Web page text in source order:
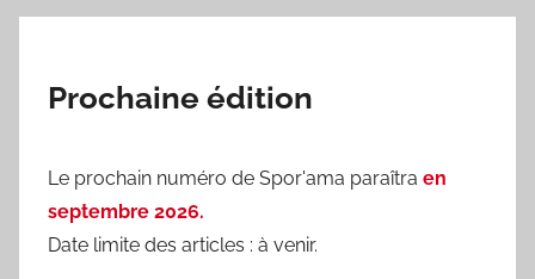
Prochaine édition
Le prochain numéro de Spor'ama paraîtra en
septembre 2026.
Date limite des articles : à venir.